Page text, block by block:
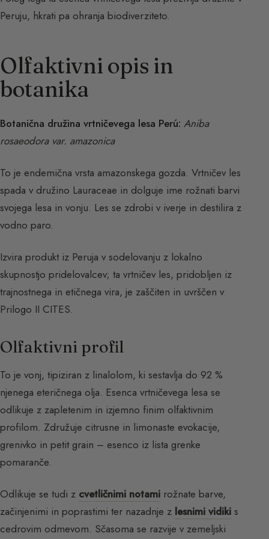
Peruju, hkrati pa ohranja biodiverziteto.
Olfaktivni opis in
botanika
Botanična družina vrtničevega lesa Perú: Aniba
rosaeodora var. amazonica
To je endemična vrsta amazonskega gozda. Vrtničev les
spada v družino Lauraceae in dolguje ime rožnati barvi
svojega lesa in vonju. Les se zdrobi v iverje in destilira z
vodno paro.
Izvira produkt iz Peruja v sodelovanju z lokalno
skupnostjo pridelovalcev; ta vrtničev les, pridobljen iz
trajnostnega in etičnega vira, je zaščiten in uvrščen v
Prilogo II CITES.
Olfaktivni profil
To je vonj, tipiziran z linalolom, ki sestavlja do 92 %
njenega eteričnega olja. Esenca vrtničevega lesa se
odlikuje z zapletenim in izjemno finim olfaktivnim
profilom. Združuje citrusne in limonaste evokacije,
grenivko in petit grain – esenco iz lista grenke
pomaranče.
Odlikuje se tudi z cvetličnimi notami rožnate barve,
začinjenimi in poprastimi ter nazadnje z lesnimi vidiki s
cedrovim odmevom. Sčasoma se razvije v zemeljski